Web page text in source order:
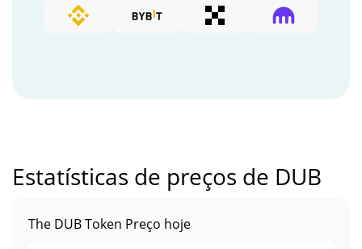
Estatísticas de preços de DUB
The DUB Token Preço hoje